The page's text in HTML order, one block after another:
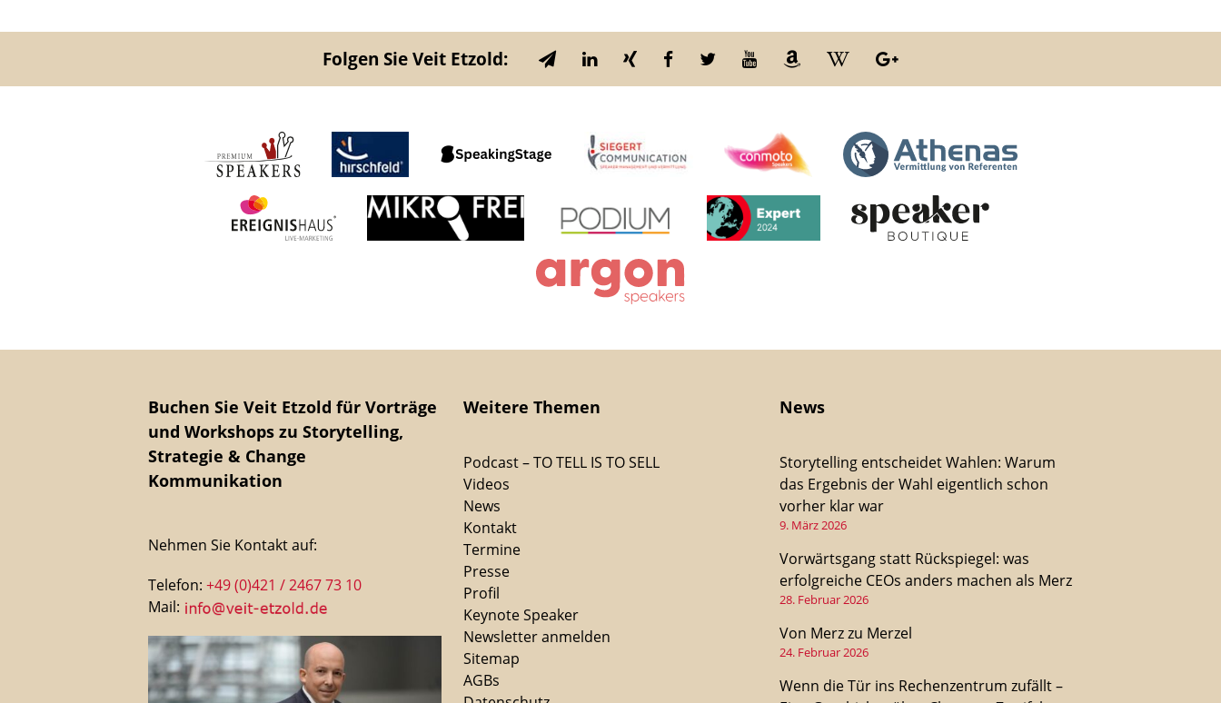
Folgen Sie Veit Etzold:
Buchen Sie Veit Etzold für Vorträge
und Workshops zu Storytelling,
Strategie & Change
Kommunikation
Nehmen Sie Kontakt auf:
Telefon: +49 (0)421 / 2467 73 10
Mail:
Weitere Themen
Podcast – TO TELL IS TO SELL
Videos
News
Kontakt
Termine
Presse
Profil
Keynote Speaker
Newsletter anmelden
Sitemap
AGBs
News
Storytelling entscheidet Wahlen: Warum
das Ergebnis der Wahl eigentlich schon
vorher klar war
9. März 2026
Vorwärtsgang statt Rückspiegel: was
erfolgreiche CEOs anders machen als Merz
28. Februar 2026
Von Merz zu Merzel
24. Februar 2026
Wenn die Tür ins Rechenzentrum zufällt –